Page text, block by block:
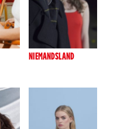
NIEMANDSLAND